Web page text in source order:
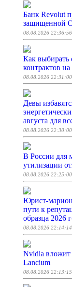
Банк Revolut
защищенной
08.08.2026 22:36:56
Как выбирать
контрактов
08.08.2026 22:31:00
Девы
августа для
08.08.2026 22:30:00
В России для
утилизации
08.08.2026 22:25:00
Юрист-
пути к
образца 2026
08.08.2026 22:14:14
Nvidia вложит
Lancium
08.08.2026 22:13:15